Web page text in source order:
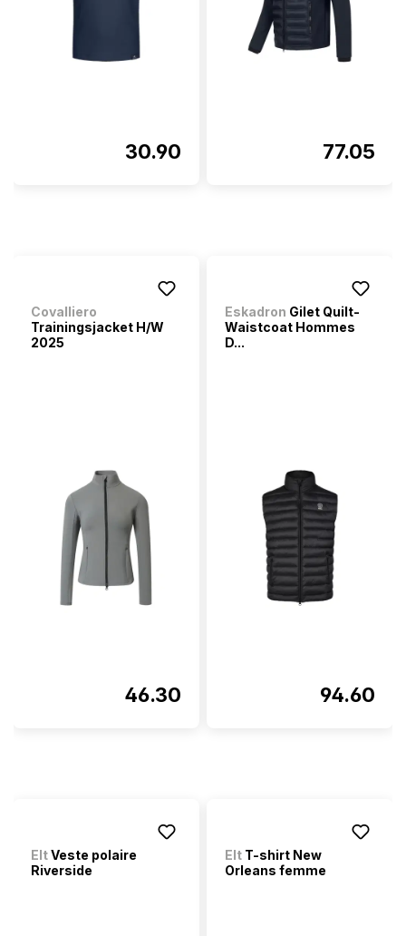
30.90 77.05
Covalliero
Trainingsjacket H/W
2025
46.30
Eskadron Gilet Quilt-
Waistcoat Hommes
D...
94.60
EltVeste polaire
Riverside
Elt T-shirt New
Orleans femme